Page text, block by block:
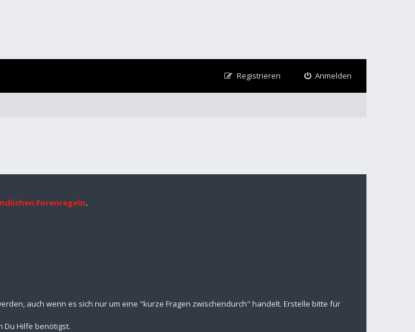
Anmelden
Registrieren
Forenregeln.
auch wenn es sich nur um eine "kurze Fragen zwischendurch" handelt. Erstelle bitte für
Du Hilfe benötigst.